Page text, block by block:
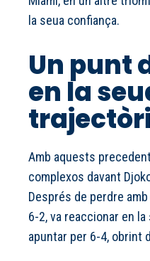
la seua confiança.
Un punt
en la
Amb aquests
complexos davant
Després de perdre
6-2, va reaccionar en
apuntar per 6-4, obrint